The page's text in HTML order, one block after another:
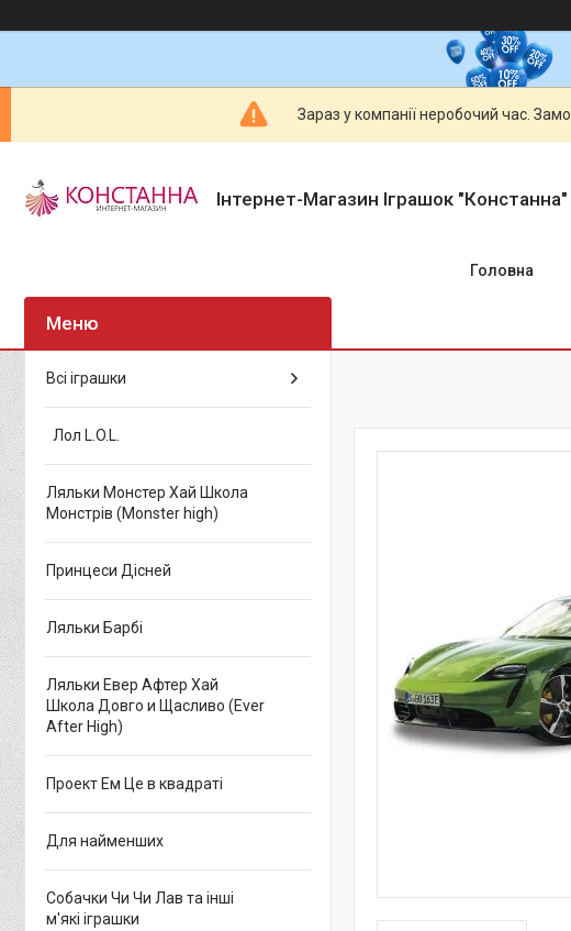
Зараз у компанії неробочий час.
Інтернет-Магазин Іграшок "Констанна"
Головна
Всі іграшки
Лол L.O.L.
Ляльки Монстер Хай Школа
Монстрів (Monster high)
Принцеси Дісней
Ляльки Барбі
Ляльки Евер Афтер Хай
Школа Довго и Щасливо (Ever
After High)
Проект Ем Це в квадраті
Для найменших
Собачки Чи Чи Лав та інші
м'які іграшки